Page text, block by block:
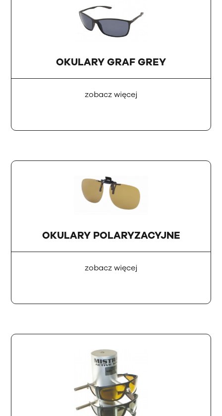
OKULARY GRAF GREY
zobacz więcej
OKULARY POLARYZACYJNE
zobacz więcej